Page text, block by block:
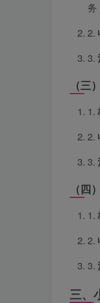
务
2.
3.
（三
1.
2.
3.
（四
1.
2.
3.
三、